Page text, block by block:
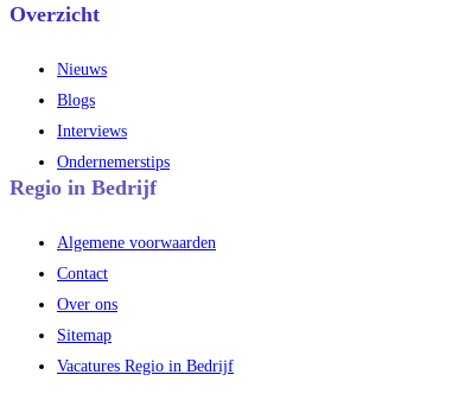
Overzicht
Nieuws
Blogs
Interviews
Ondernemerstips
Regio in Bedrijf
Algemene voorwaarden
Contact
Over ons
Sitemap
Vacatures Regio in Bedrijf